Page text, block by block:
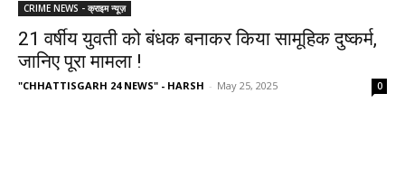
CRIME NEWS - क्राइम न्यूज़
21 वर्षीय युवती को बंधक बनाकर किया सामूहिक दुष्कर्म,
जानिए पूरा मामला !
"CHHATTISGARH 24 NEWS" - HARSH - May 25, 2025 0